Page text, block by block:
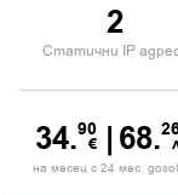
2
Статични IP
34.90
€ |68.
на месец с 24 мес.